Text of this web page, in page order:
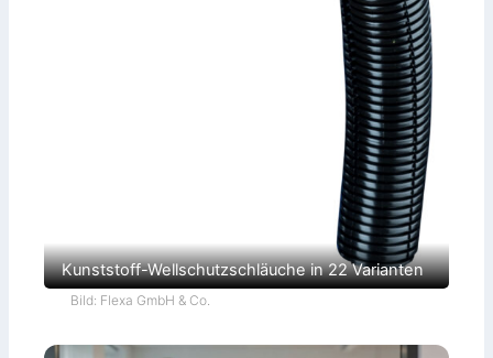
Kunststoff-Wellschutzschläuche in 22 Varianten
Bild: Flexa GmbH & Co.